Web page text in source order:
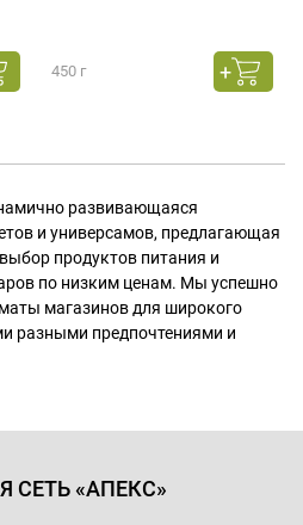
450 г
развивающаяся
и универсамов, предлагающая
продуктов питания и
по низким ценам. Мы успешно
магазинов для широкого
разными предпочтениями и
СЕТЬ «АПЕКС»